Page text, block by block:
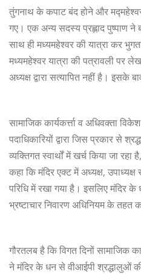
तुंगनाथ के कपाट बंद होने और
गए। एक अन्य सदस्य प्रह्लाद पुष्पाण
साथ ही मध्यमहेश्वर की यात्रा कर
मध्यमहेश्वर यात्रा की पत्रावली पर
अध्यक्ष द्वारा सत्यापित नहीं है। इसके
सामाजिक कार्यकर्त्ता व अधिवक्ता
पदाधिकारियों द्वारा जिस प्रकार से
व्यक्तिगत स्वार्थों में खर्च किया जा
कहा कि मंदिर एक्ट में अध्यक्ष,
परिधि में रखा गया है। इसलिए मंदिर
भ्रष्टाचार निवारण अधिनियम के तहत
गौरतलब है कि विगत दिनों सामाजिक
ने मंदिर के धन से वीआईपी श्रद्धालुओं